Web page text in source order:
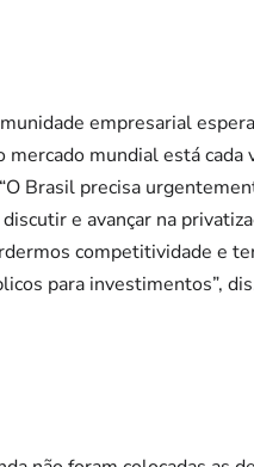
empresarial
mercado mundial está
Brasil precisa
e avançar na
competitividade e
para investimentos”,